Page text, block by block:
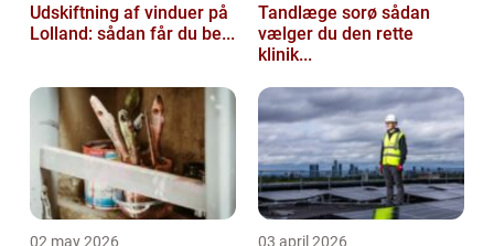
Udskiftning af vinduer på
Lolland: sådan får du be...
Tandlæge sorø sådan
vælger du den rette
klinik...
02 may 2026 03 april 2026